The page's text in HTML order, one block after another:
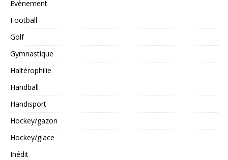
Evènement
Football
Golf
Gymnastique
Haltérophilie
Handball
Handisport
Hockey/gazon
Hockey/glace
Inédit